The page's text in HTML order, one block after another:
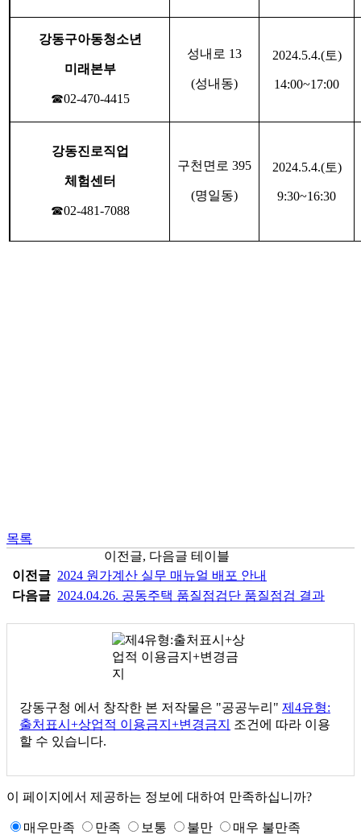
강동구아동청소년
미래본부
☎02-470-4415
성내로 13
(성내동)
2024.5.4.(토)
14:00~17:00
강동진로직업
체험센터
☎02-481-7088
구천면로 395
(명일동)
2024.5.4.(토)
9:30~16:30
목록
이전글, 다음글 테이블
이전글 2024 원가계산 실무 매뉴얼 배포 안내
다음글 2024.04.26. 공동주택 품질점검단 품질점검 결과
강동구청 에서 창작한 본 저작물은 "공공누리" 제4유형:
출처표시+상업적 이용금지+변경금지
조건에 따라 이용
할 수 있습니다.
이 페이지에서 제공하는 정보에 대하여 만족하십니까?
매우만족 만족 보통 불만
매우 불만족